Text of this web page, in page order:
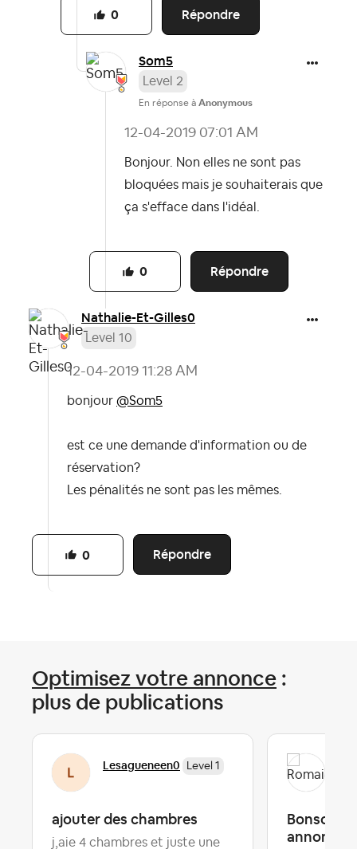
Répondre
0
Som5
Level 2
En réponse à Anonymous
‎12-04-2019 07:01 AM
Bonjour. Non elles ne sont pas
bloquées mais je souhaiterais que
ça s'efface dans l'idéal.
Répondre
0
Nathalie-Et-Gilles0
Level 10
‎12-04-2019 11:28 AM
bonjour @Som5
est ce une demande d'information ou de
réservation?
Les pénalités ne sont pas les mêmes.
Répondre
0
Optimisez votre annonce :
plus de publications
Lesagueneen0 Level 1
ajouter des chambres
j,aie 4 chambres et juste une
Bonsoir
annonce ,